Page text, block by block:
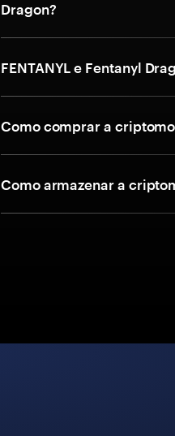
Dragon?
FENTANYL e Fentanyl
Como comprar a
Como armazenar a